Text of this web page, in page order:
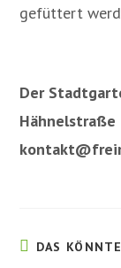
gefüttert
Der
Hähnelstraße
DAS